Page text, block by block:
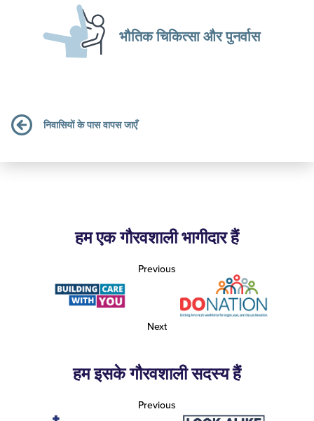
भौतिक चिकित्सा और पुनर्वास
निवासियों के पास वापस जाएँ
हम एक गौरवशाली भागीदार हैं
Previous
Next
हम इसके गौरवशाली सदस्य हैं
Previous